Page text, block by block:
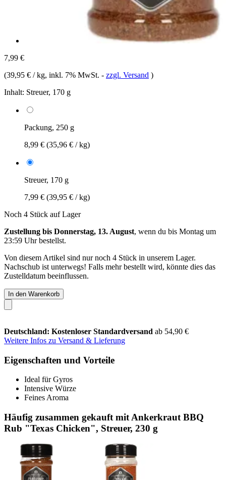
7,99 €
(39,95 € / kg, inkl. 7% MwSt. - zzgl. Versand )
Inhalt: Streuer, 170 g
Packung, 250 g
8,99 € (35,96 € / kg)
Streuer, 170 g
7,99 € (39,95 € / kg)
Noch 4 Stück auf Lager
Zustellung bis Donnerstag, 13. August, wenn du bis Montag um
23:59 Uhrbestellst.
Von diesem Artikel sind nur noch 4 Stück in unserem Lager.
Nachschub ist unterwegs! Falls mehr bestellt wird, könnte dies das
Zustelldatum beeinflussen.
In den Warenkorb
Deutschland: Kostenloser Standardversand ab 54,90 €
Weitere Infos zu Versand & Lieferung
Eigenschaften und Vorteile
Ideal für Gyros
Intensive Würze
Feines Aroma
Häufig zusammen gekauft mit Ankerkraut BBQ
Rub "Texas Chicken", Streuer, 230 g